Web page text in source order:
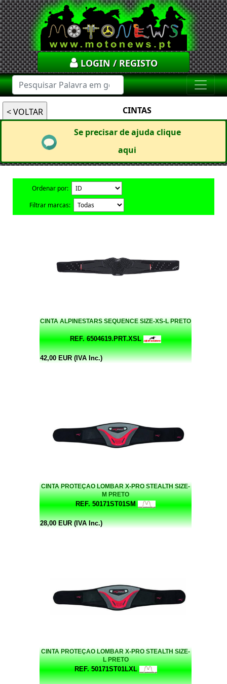
LOGIN / REGISTO
CINTAS
Se precisar de ajuda clique
aqui
Ordenar por:
Filtrar marcas:
CINTA ALPINESTARS SEQUENCE SIZE-XS-L PRETO
REF. 6504619.PRT.XSL
42,00 EUR (IVA Inc.)
CINTA PROTEÇAO LOMBAR X-PRO STEALTH SIZE-
M PRETO
REF. 50171ST01SM
28,00 EUR (IVA Inc.)
CINTA PROTEÇAO LOMBAR X-PRO STEALTH SIZE-
L PRETO
REF. 50171ST01LXL